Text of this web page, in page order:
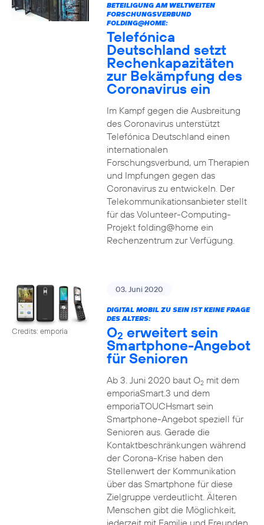
BETEILIGUNG AM WELTWEITEN
FORSCHUNGSVERBUND
FOLDING@HOME:
Telefónica
Deutschland setzt
Rechenkapazitäten
zur Bekämpfung des
Coronavirus ein
Im Kampf gegen die Ausbreitung
des Coronavirus unterstützt
Telefónica Deutschland einen
internationalen
Forschungsverbund, um Therapien
und Impfungen gegen das
Coronavirus zu entwickeln. Der
Telekommunikationsanbieter stellt
für das Volunteer-Computing-
Projekt folding@home ein
Rechenzentrum zur Verfügung.
Credits: emporia
03. Juni 2020
DIGITAL MOBIL ZU SEIN IST KEINE FRAGE
DES ALTERS:
O2 erweitert sein
Smartphone-Angebot
für Senioren
Ab 3. Juni 2020 baut O2mit dem
emporiaSmart.3 und dem
emporiaTOUCHsmart sein
Smartphone-Angebot speziell für
Senioren aus. Gerade die
Kontaktbeschränkungen während
der Corona-Krise haben den
Stellenwert der Kommunikation
über das Smartphone für diese
Zielgruppe verdeutlicht. Älteren
Menschen gibt die Möglichkeit,
jederzeit mit Familie und Freunden